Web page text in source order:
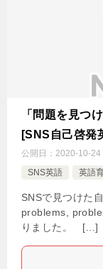
「問題を見つ
[SNS自己啓発
公開日： 2020-10-24
SNS英語
英語
SNSで見つけた
problems,
りました。 […]